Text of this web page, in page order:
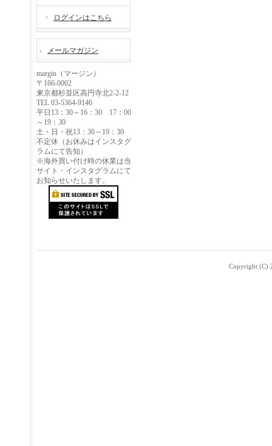
ログインはこちら
メールマガジン
margin（マージン）
〒166-0002
東京都杉並区高円寺北2-2-12
TEL 03-5364-9146
平日13：30～16：30 17：00
～19：30
土・日・祝13：30～19：30
不定休（お休みはインスタグ
ラムにて告知）
※海外買い付け時の休業は当
サイト・インスタグラムにて
お知らせいたします。
Copyright (C)